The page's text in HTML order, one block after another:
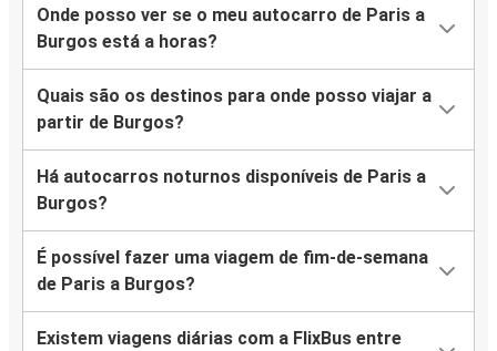
Onde posso ver se o meu autocarro de Paris a
Burgos está a horas?
Quais são os destinos para onde posso viajar a
partir de Burgos?
Há autocarros noturnos disponíveis de Paris a
Burgos?
É possível fazer uma viagem de fim-de-semana
de Paris a Burgos?
Existem viagens diárias com a FlixBus entre